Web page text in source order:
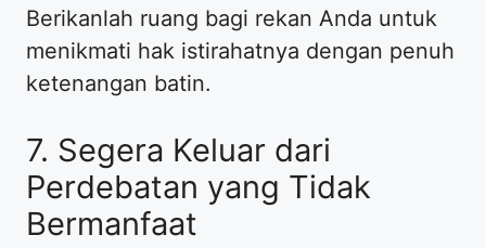
Berikanlah ruang bagi rekan Anda untuk
menikmati hak istirahatnya dengan penuh
ketenangan batin.
7. Segera Keluar dari
Perdebatan yang Tidak
Bermanfaat